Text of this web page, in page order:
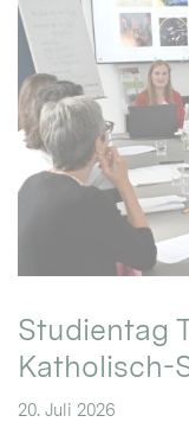
Studientag
Katholisch-
20. Juli 2026